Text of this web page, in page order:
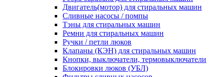
Двигатель(мотор) для стиральных машин
Сливные насосы / помпы
Тэны для стиральных машин
Ремни для стиральных машин
Ручки / петли люков
Клапаны (КЭН) для стиральных машин
Кнопки, выключатели, термовыключатели
Блокировки люков (УБЛ)